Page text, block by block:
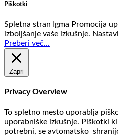
Piškotki
Spletna stran Igma Promocija
izboljšanje vaše izkušnje.
Preberi več...
Zapri
Privacy Overview
To spletno mesto uporablja
uporabniške izkušnje. Piškotki
potrebni, se avtomatsko